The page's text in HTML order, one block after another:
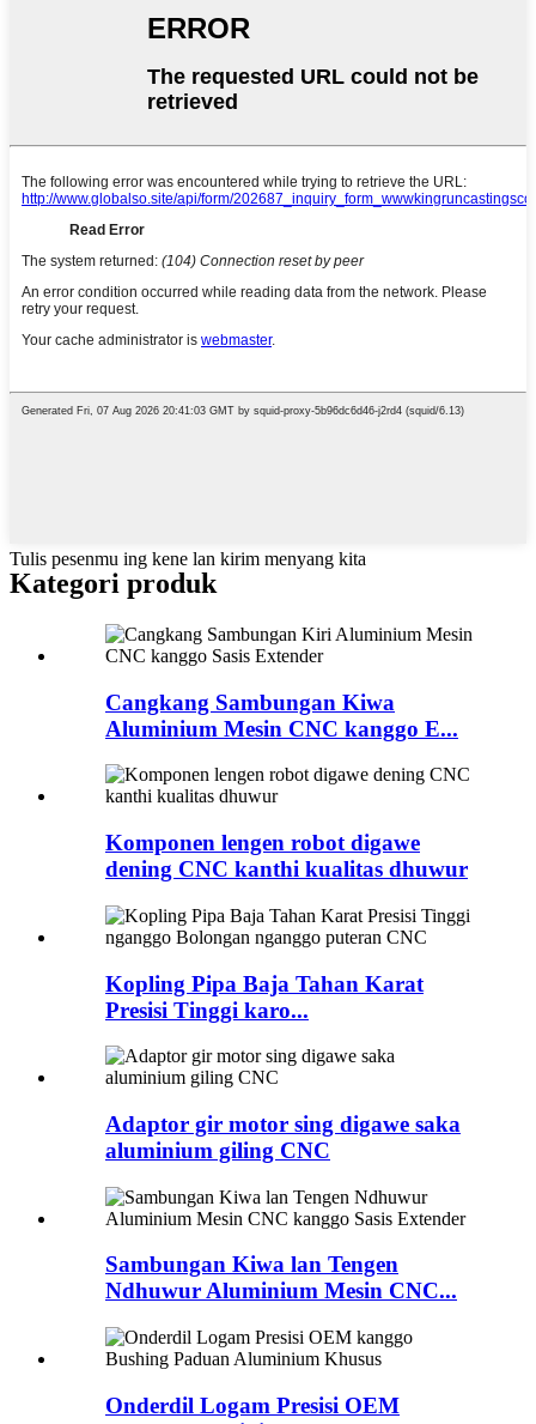
Tulis pesenmu ing kene lan kirim menyang kita
Kategori produk
Cangkang Sambungan Kiwa
Aluminium Mesin CNC kanggo E...
Komponen lengen robot digawe
dening CNC kanthi kualitas dhuwur
Kopling Pipa Baja Tahan Karat
Presisi Tinggi karo...
Adaptor gir motor sing digawe saka
aluminium giling CNC
Sambungan Kiwa lan Tengen
Ndhuwur Aluminium Mesin CNC...
Onderdil Logam Presisi OEM